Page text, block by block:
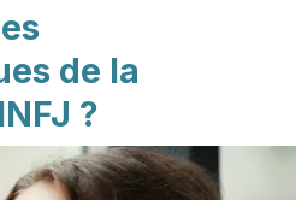
de la
?